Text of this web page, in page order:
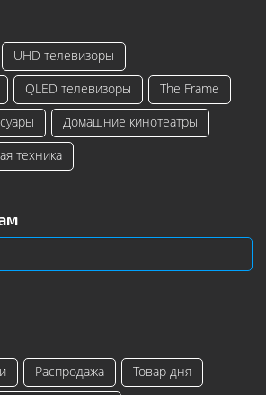
UHD телевизоры
QLED телевизоры
The Frame
Домашние кинотеатры
техника
Распродажа
Товар дня